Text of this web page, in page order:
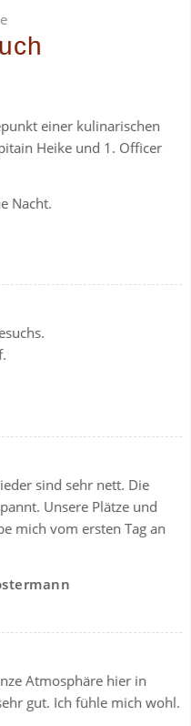
einer kulinarischen
Heike und 1. Officer
Nacht.
sind sehr nett. Die
Unsere Plätze und
mich vom ersten Tag an
Atmosphäre hier in
gut. Ich fühle mich wohl.